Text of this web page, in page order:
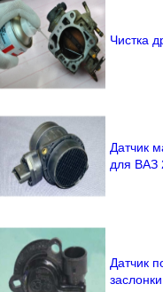
Чистка
Датчик
для ВАЗ
Датчик